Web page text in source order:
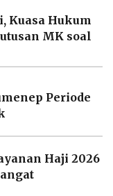
Kuasa Hukum
MK soal
Periode
Haji 2026